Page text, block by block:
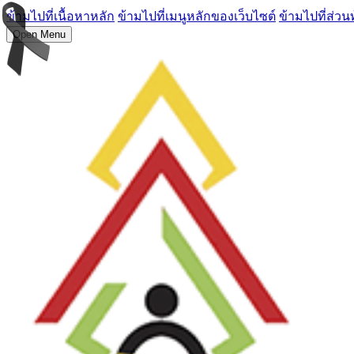
ข้ามไปที่เนื้อหาหลัก ข้ามไปที่เมนูหลักของเว็บไซต์ ข้ามไปที่ส่วน
Open Menu